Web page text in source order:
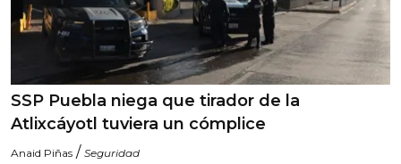
SSP Puebla niega que tirador de la
Atlixcáyotl tuviera un cómplice
Anaid Piñas / Seguridad